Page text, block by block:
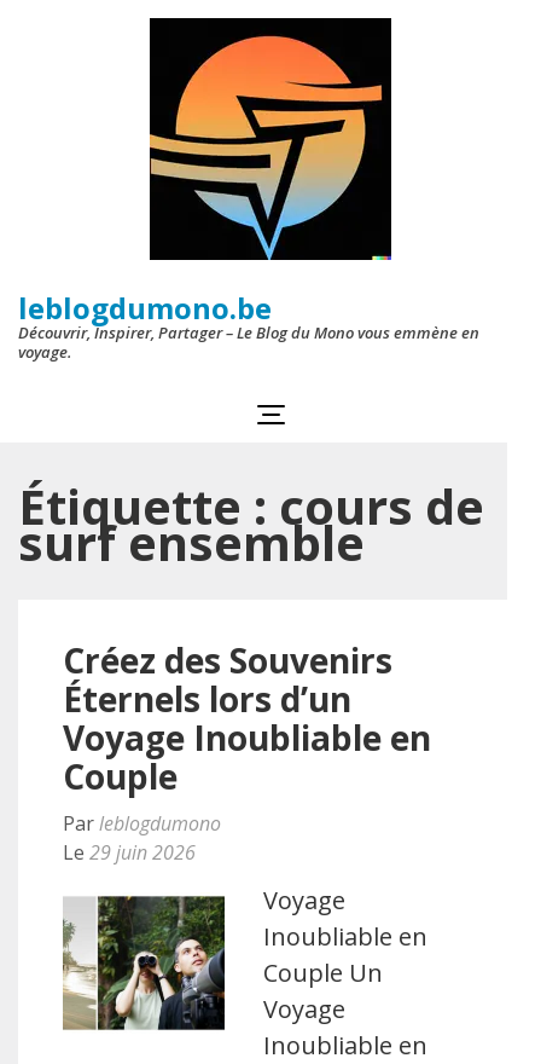
leblogdumono.be
Découvrir, Inspirer, Partager – Le Blog du Mono vous emmène en
voyage.
Étiquette : cours de
surf ensemble
Créez des Souvenirs
Éternels lors d’un
Voyage Inoubliable en
Couple
Parleblogdumono
Le 29 juin 2026
Voyage
Inoubliable en
Couple Un
Voyage
Inoubliable en